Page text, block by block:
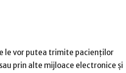
le vor putea trimite pacienților
prin alte mijloace electronice și